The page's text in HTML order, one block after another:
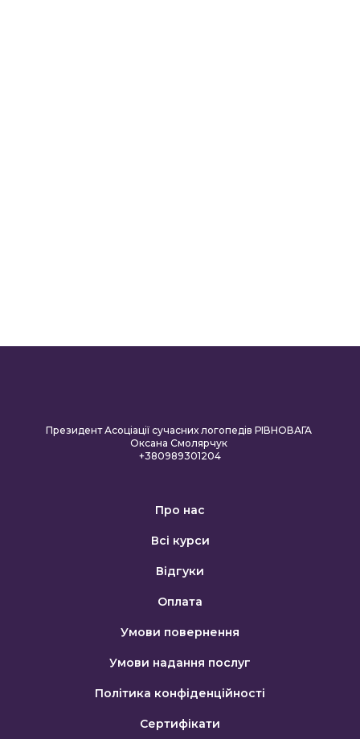
Президент Асоціації сучасних логопедів РІВНОВАГА
Оксана Смолярчук
+380989301204
Про нас
Всі курси
Відгуки
Оплата
Умови повернення
Умови надання послуг
Політика конфіденційності
Сертифікати